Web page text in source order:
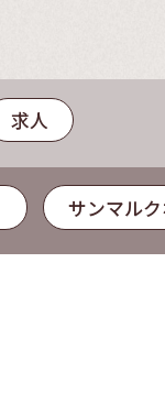
求人
サンマル